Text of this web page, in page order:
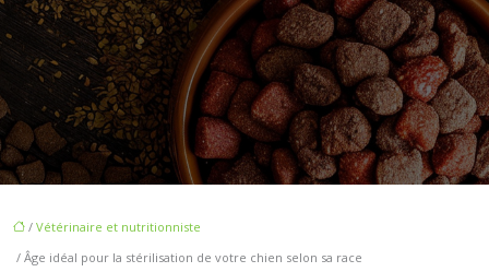
/ Vétérinaire et nutritionniste
/ Âge idéal pour la stérilisation de votre chien selon sa race